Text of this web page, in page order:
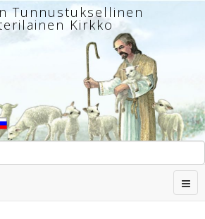
Tunnustuksellinen
Kirkko